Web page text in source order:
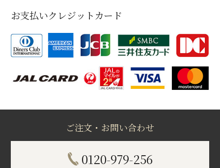
お支払いクレジットカード
ご注文・お問い合わせ
0120-979-256